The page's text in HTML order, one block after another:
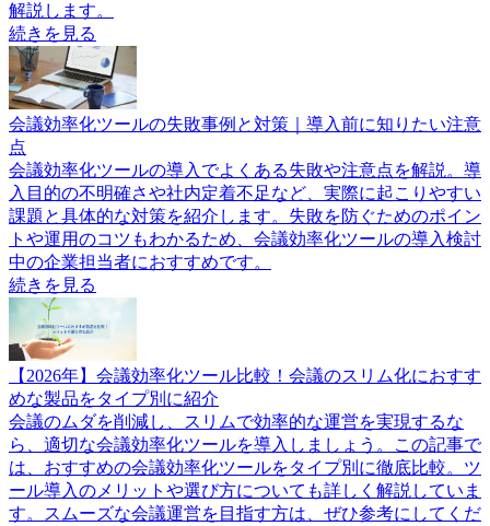
解説します。
続きを見る
会議効率化ツールの失敗事例と対策｜導入前に知りたい注意
点
会議効率化ツールの導入でよくある失敗や注意点を解説。導
入目的の不明確さや社内定着不足など、実際に起こりやすい
課題と具体的な対策を紹介します。失敗を防ぐためのポイン
トや運用のコツもわかるため、会議効率化ツールの導入検討
中の企業担当者におすすめです。
続きを見る
【2026年】会議効率化ツール比較！会議のスリム化におすす
めな製品をタイプ別に紹介
会議のムダを削減し、スリムで効率的な運営を実現するな
ら、適切な会議効率化ツールを導入しましょう。この記事で
は、おすすめの会議効率化ツールをタイプ別に徹底比較。ツ
ール導入のメリットや選び方についても詳しく解説していま
す。スムーズな会議運営を目指す方は、ぜひ参考にしてくだ